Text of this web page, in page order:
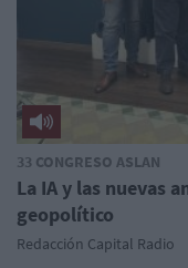
33 CONGRESO ASLAN
La IA y las nuevas
geopolítico
Redacción Capital Radio